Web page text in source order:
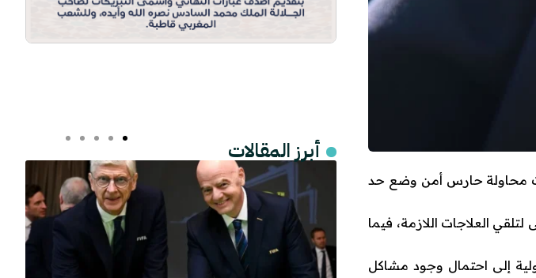
محاولة حارس أمن وضع حد
العلاجات اللازمة، فيما
إلى احتمال وجود مشاكل
أبرز المقالات